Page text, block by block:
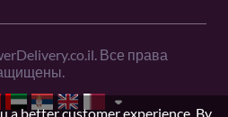
Все права
a better customer experience. By